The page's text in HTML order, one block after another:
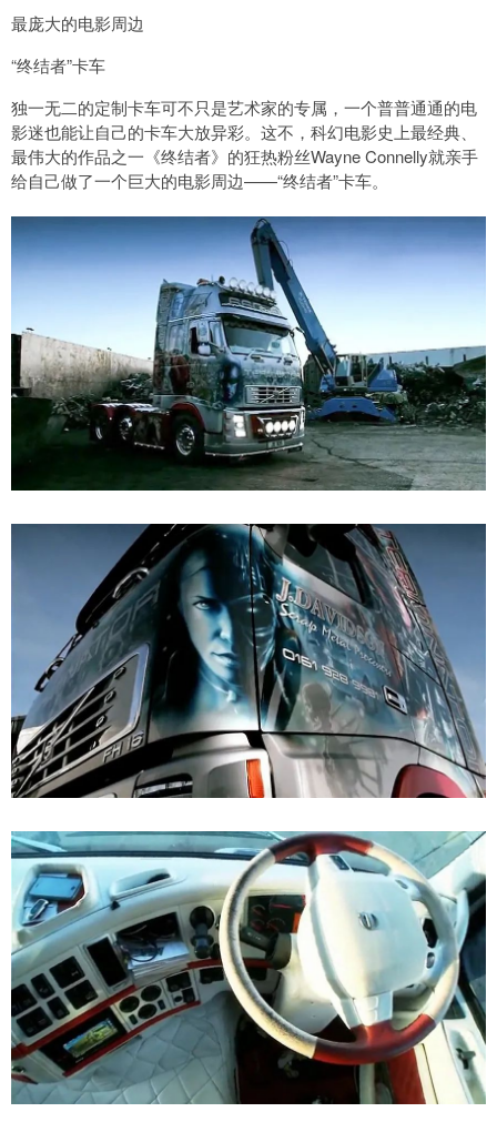
最庞大的电影周边
“终结者”卡车
独一无二的定制卡车可不只是艺术家的专属，一个普普通通的电
影迷也能让自己的卡车大放异彩。这不，科幻电影史上最经典、
最伟大的作品之一《终结者》的狂热粉丝Wayne Connelly就亲手
给自己做了一个巨大的电影周边——“终结者”卡车。